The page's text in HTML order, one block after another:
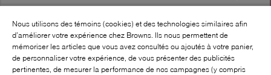
Nous utilisons des témoins (cookies) et des technologies similaires afin
d’améliorer votre expérience chez Browns. Ils nous permettent de
mémoriser les articles que vous avez consultés ou ajoutés à votre panier,
de personnaliser votre expérience, de vous présenter des publicités
pertinentes, de mesurer la performance de nos campagnes (y compris